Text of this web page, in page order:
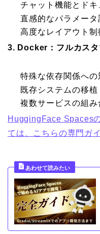
チャット機能とド
直感的なパラメータ
高度なレイアウト制
3. Docker：フルカスタ
特殊な依存関係への
既存システムの移植
複数サービスの組み
HuggingFace Spaces
ては、こちらの専門ガ